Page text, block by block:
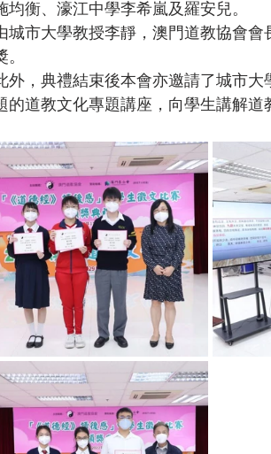
均衡、濠江中學李希嵐及羅安兒。
城市大學教授李靜，澳門道教協會
。
外，典禮結束後本會亦邀請了城市大
的道教文化專題講座，向學生講解道